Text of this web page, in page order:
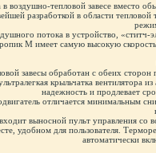
в воздушно-тепловой завесе вместо
разработкой в области
потока в устройство, «ститч-
М имеет самую высокую
завесы обработан с обеих
крыльчатка вентилятора
надежность и продлевает
отличается минимальным
выносной пульт управления
удобном для пользователя.
автоматически